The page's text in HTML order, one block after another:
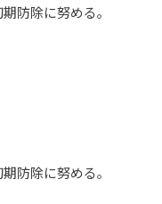
防除に努める｡
防除に努める｡